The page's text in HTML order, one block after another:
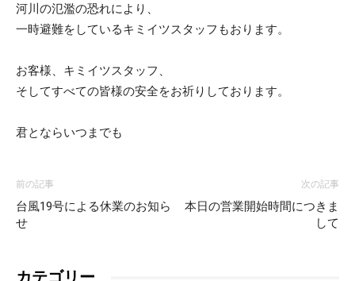
河川の氾濫の恐れにより、
一時避難をしているキミイツスタッフもおります。
お客様、キミイツスタッフ、
そしてすべての皆様の安全をお祈りしております。
君とならいつまでも
前の記事
台風19号による休業のお知ら
せ
次の記事
本日の営業開始時間につきま
して
カテゴリー